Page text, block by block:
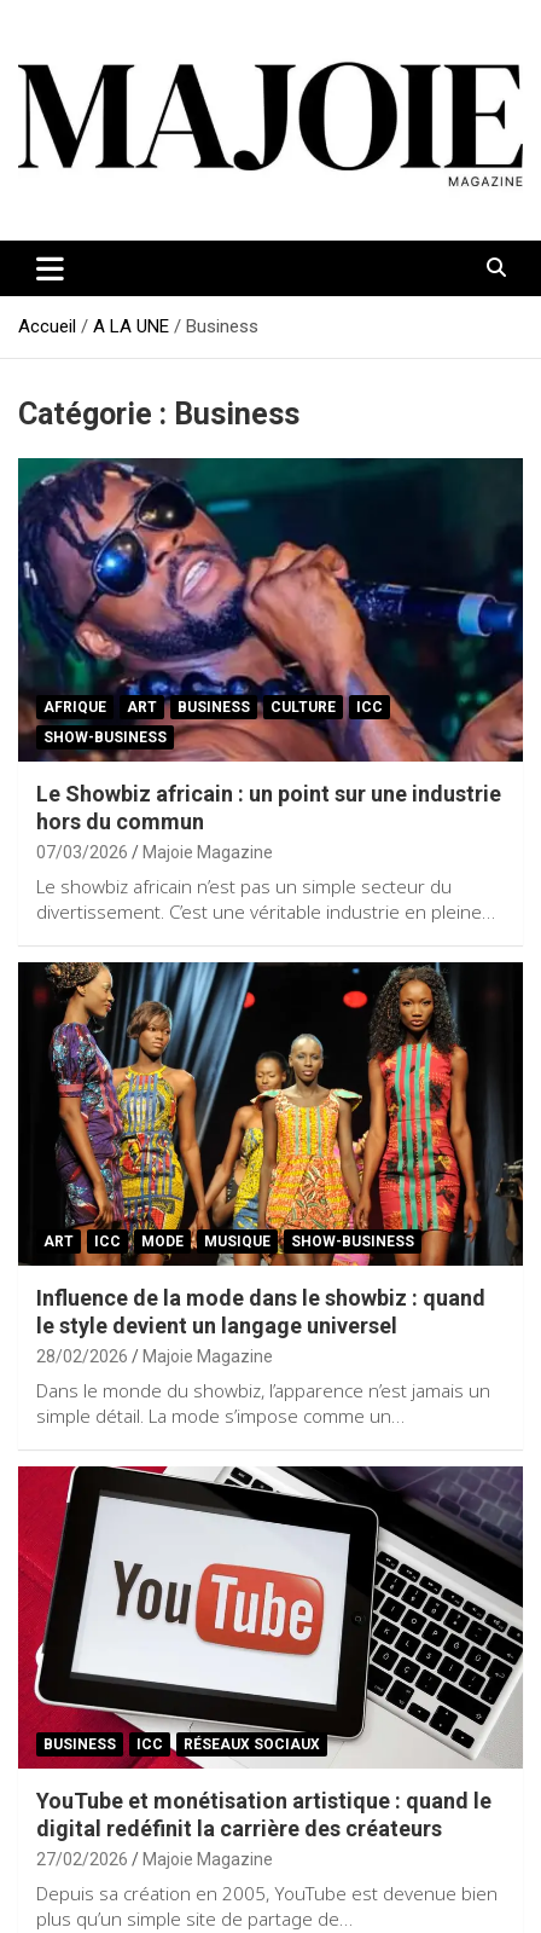
contenu
Accueil A LA UNE Business
Catégorie : Business
AFRIQUE ART BUSINESS CULTURE
ICC
SHOW-BUSINESS
Le Showbiz africain : un point sur une industrie
hors du commun
07/03/2026 Majoie Magazine
Le showbiz africain n’est pas un simple secteur du
divertissement. C’est une véritable industrie en pleine…
ART ICC MODE MUSIQUE SHOW-BUSINESS
Influence de la mode dans le showbiz : quand
le style devient un langage universel
28/02/2026 Majoie Magazine
Dans le monde du showbiz, l’apparence n’est jamais un
simple détail. La mode s’impose comme un…
BUSINESS ICC RÉSEAUX SOCIAUX
YouTube et monétisation artistique : quand le
digital redéfinit la carrière des créateurs
27/02/2026 Majoie Magazine
Depuis sa création en 2005, YouTube est devenue bien
plus qu’un simple site de partage de…